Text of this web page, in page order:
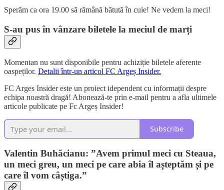
Sperăm ca ora 19.00 să rămână bătută în cuie! Ne vedem la meci!
S-au pus în vânzare biletele la meciul de marți
Momentan nu sunt disponibile pentru achiziție biletele aferente
oaspeților. Detalii într-un articol FC Argeș Insider.
FC Arges Insider este un proiect idependent cu informații despre
echipa noastră dragă! Abonează-te prin e-mail pentru a afla ultimele
articole publicate pe Fc Argeș Insider!
Subscribe
Valentin Buhăcianu: ”Avem primul meci cu Steaua,
un meci greu, un meci pe care abia îl așteptăm și pe
care îl vom câștiga.”